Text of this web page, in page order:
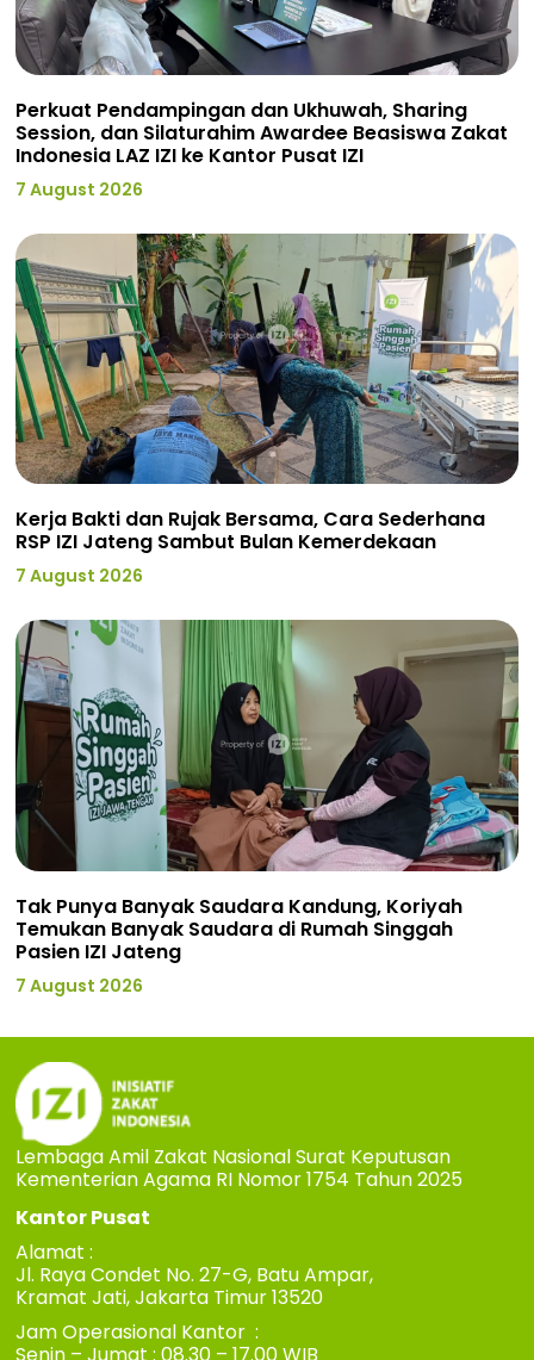
Perkuat Pendampingan dan Ukhuwah, Sharing
Session, dan Silaturahim Awardee Beasiswa Zakat
Indonesia LAZ IZI ke Kantor Pusat IZI
7 August 2026
Kerja Bakti dan Rujak Bersama, Cara Sederhana
RSP IZI Jateng Sambut Bulan Kemerdekaan
7 August 2026
Tak Punya Banyak Saudara Kandung, Koriyah
Temukan Banyak Saudara di Rumah Singgah
Pasien IZI Jateng
7 August 2026
Lembaga Amil Zakat Nasional Surat Keputusan
Kementerian Agama RI Nomor 1754 Tahun 2025
Kantor Pusat
Alamat :
Jl. Raya Condet No. 27-G, Batu Ampar,
Kramat Jati, Jakarta Timur 13520
Jam Operasional Kantor :
Senin – Jumat : 08.30 – 17.00 WIB